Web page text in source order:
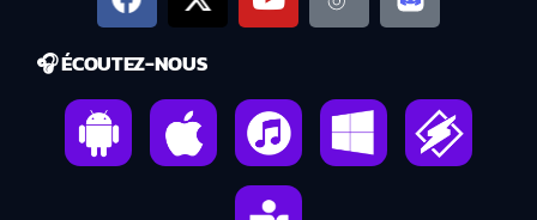
🎧 ÉCOUTEZ-NOUS